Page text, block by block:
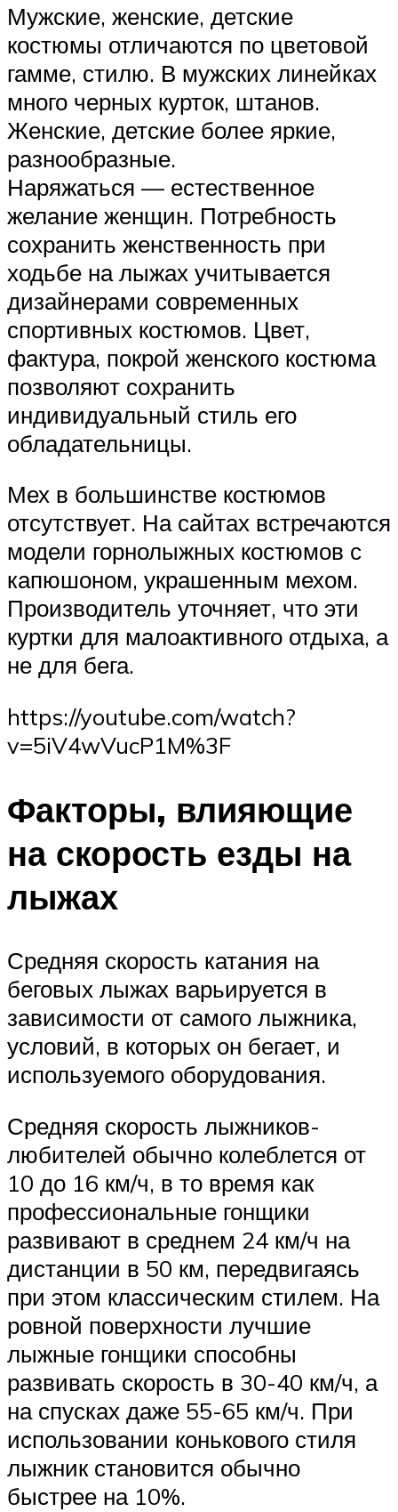
Мужские, женские, детские
костюмы отличаются по цветовой
гамме, стилю. В мужских линейках
много черных курток, штанов.
Женские, детские более яркие,
разнообразные.
Наряжаться — естественное
желание женщин. Потребность
сохранить женственность при
ходьбе на лыжах учитывается
дизайнерами современных
спортивных костюмов. Цвет,
фактура, покрой женского костюма
позволяют сохранить
индивидуальный стиль его
обладательницы.
Мех в большинстве костюмов
отсутствует. На сайтах встречаются
модели горнолыжных костюмов с
капюшоном, украшенным мехом.
Производитель уточняет, что эти
куртки для малоактивного отдыха, а
не для бега.
https://youtube.com/watch?
v=5iV4wVucP1M%3F
Факторы, влияющие
на скорость езды на
лыжах
Средняя скорость катания на
беговых лыжах варьируется в
зависимости от самого лыжника,
условий, в которых он бегает, и
используемого оборудования.
Средняя скорость лыжников-
любителей обычно колеблется от
10 до 16 км/ч, в то время как
профессиональные гонщики
развивают в среднем 24 км/ч на
дистанции в 50 км, передвигаясь
при этом классическим стилем. На
ровной поверхности лучшие
лыжные гонщики способны
развивать скорость в 30-40 км/ч, а
на спусках даже 55-65 км/ч. При
использовании конькового стиля
лыжник становится обычно
быстрее на 10%.